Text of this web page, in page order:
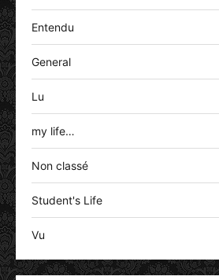
Entendu
General
Lu
my life…
Non classé
Student's Life
Vu